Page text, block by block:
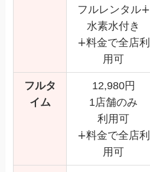
フルレンタル∔
水素水付き
∔料金で全店利
用可
フルタ
イム
12,980円
1店舗のみ
利用可
∔料金で全店利
用可